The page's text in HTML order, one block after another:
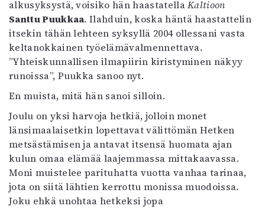
alkusyksystä, voisiko hän haastatellaKaltioon
Santtu Puukkaa. Ilahduin, koska häntä haastattelin
itsekin tähän lehteen syksyllä 2004 ollessani vasta
keltanokkainen työelämävalmennettava.
”Yhteiskunnallisen ilmapiirin kiristyminen näkyy
runoissa”, Puukka sanoo nyt.
En muista, mitä hän sanoi silloin.
Joulu on yksi harvoja hetkiä, jolloin monet
länsimaalaisetkin lopettavat välittömän Hetken
metsästämisen ja antavat itsensä huomata ajan
kulun omaa elämää laajemmassa mittakaavassa.
Moni muistelee parituhatta vuotta vanhaa tarinaa,
jota on siitä lähtien kerrottu monissa muodoissa.
Joku ehkä unohtaa hetkeksi jopa